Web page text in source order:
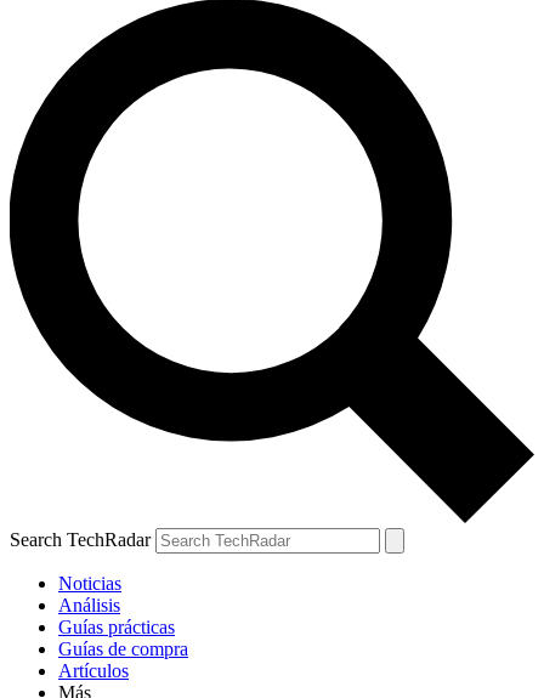
Search TechRadar
Noticias
Análisis
Guías prácticas
Guías de compra
Artículos
Más